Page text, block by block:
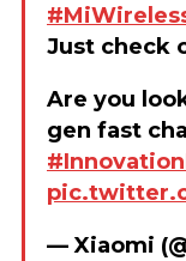
Just check
Are you
gen fast
— Xiaomi